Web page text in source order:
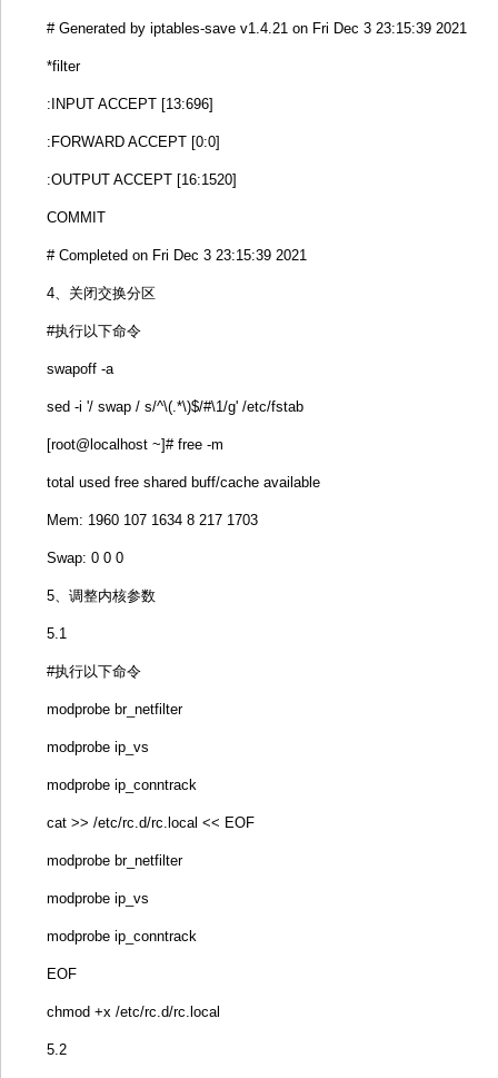
# Generated by iptables-save v1.4.21 on Fri Dec 3 23:15:39 2021
*filter
:INPUT ACCEPT [13:696]
:FORWARD ACCEPT [0:0]
:OUTPUT ACCEPT [16:1520]
COMMIT
# Completed on Fri Dec 3 23:15:39 2021
4、关闭交换分区
#执行以下命令
swapoff -a
sed -i '/ swap / s/^\(.*\)$/#\1/g' /etc/fstab
[root@localhost ~]# free -m
total used free shared buff/cache available
Mem: 1960 107 1634 8 217 1703
Swap: 0 0 0
5、调整内核参数
5.1
#执行以下命令
modprobe br_netfilter
modprobe ip_vs
modprobe ip_conntrack
cat >> /etc/rc.d/rc.local << EOF
modprobe br_netfilter
modprobe ip_vs
modprobe ip_conntrack
EOF
chmod +x /etc/rc.d/rc.local
5.2